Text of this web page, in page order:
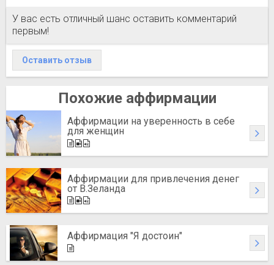
У вас есть отличный шанс оставить комментарий
первым!
Оставить отзыв
Похожие аффирмации
Аффирмации на уверенность в себе
для женщин
Аффирмации для привлечения денег
от В.Зеланда
Аффирмация "Я достоин"